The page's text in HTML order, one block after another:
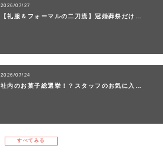
2026/07/27
【礼服＆フォーマルの二刀流】冠婚葬祭だけ…
2026/07/24
社内のお菓子総選挙！？スタッフのお気に入…
すべてみる